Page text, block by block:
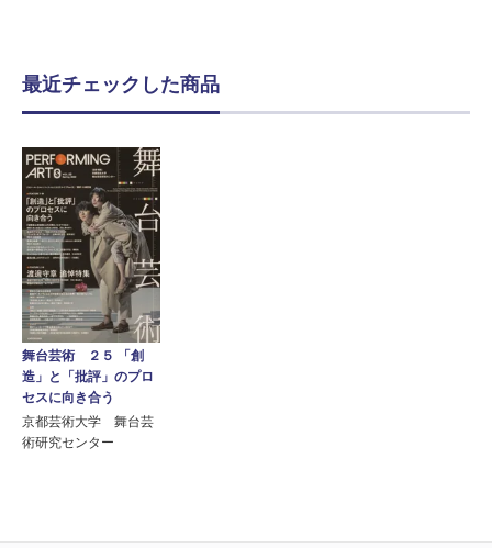
最近チェックした商品
舞台芸術 ２５ 「創
造」と「批評」のプロ
セスに向き合う
京都芸術大学 舞台芸
術研究センター